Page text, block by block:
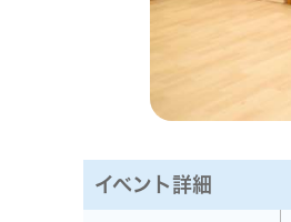
イベント詳細